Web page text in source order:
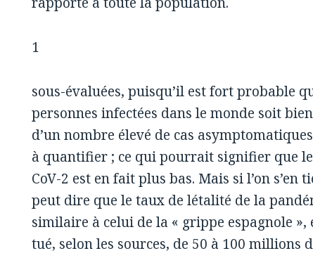
1
sous-évaluées, puisqu’il est fort probable
personnes infectées dans le monde soit
d’un nombre élevé de cas
à quantifier ; ce qui pourrait signifier que
CoV-2 est en fait plus bas. Mais si l’on
peut dire que le taux de létalité de la
similaire à celui de la « grippe espagnole »,
tué, selon les sources, de 50 à 100 millions